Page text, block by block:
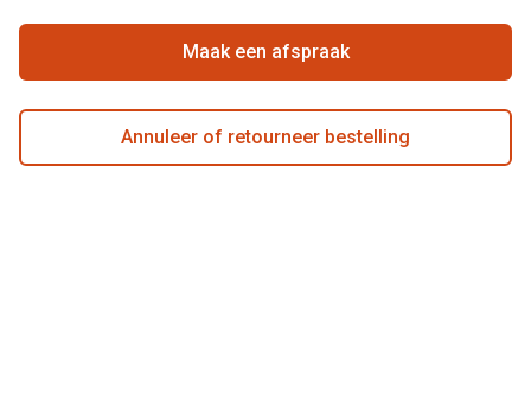
ActievoorwaardenMaak een afspraak
Annuleer of retourneer bestelling